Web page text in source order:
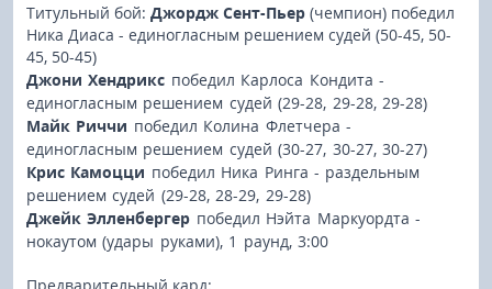
Титульный бой: Джордж Сент-Пьер (чемпион) победил
Ника Диаса - единогласным решением судей (50-45, 50-
45, 50-45)
Джони Хендрикс победил Карлоса Кондита -
единогласным решением судей (29-28, 29-28, 29-28)
Майк Риччи победил Колина Флетчера -
единогласным решением судей (30-27, 30-27, 30-27)
Крис Камоцци победил Ника Ринга - раздельным
решением судей (29-28, 28-29, 29-28)
Джейк Элленбергер победил Нэйта Маркуордта -
нокаутом (удары руками), 1 раунд, 3:00
Предварительный кард: